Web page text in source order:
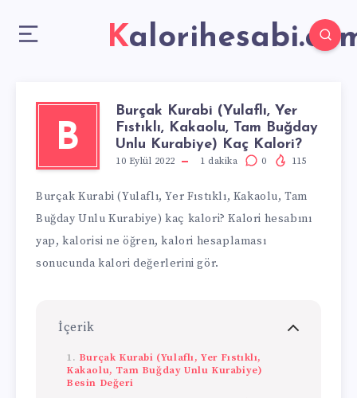
B
Burçak Kurabi (Yulaflı, Yer
Fıstıklı, Kakaolu, Tam Buğday
Unlu Kurabiye) Kaç Kalori?
10 Eylül 2022 1 dakika 0 115
Burçak Kurabi (Yulaflı, Yer Fıstıklı, Kakaolu, Tam
Buğday Unlu Kurabiye) kaç kalori? Kalori hesabını
yap, kalorisi ne öğren, kalori hesaplaması
sonucunda kalori değerlerini gör.
İçerik
Burçak Kurabi (Yulaflı, Yer Fıstıklı,
Kakaolu, Tam Buğday Unlu Kurabiye)
Besin Değeri